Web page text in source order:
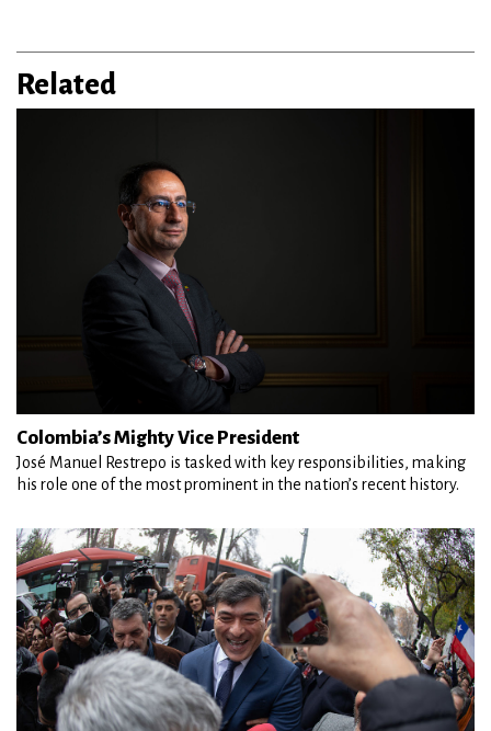
Related
Colombia’s Mighty Vice President
José Manuel Restrepo is tasked with key responsibilities, making
his role one of the most prominent in the nation’s recent history.